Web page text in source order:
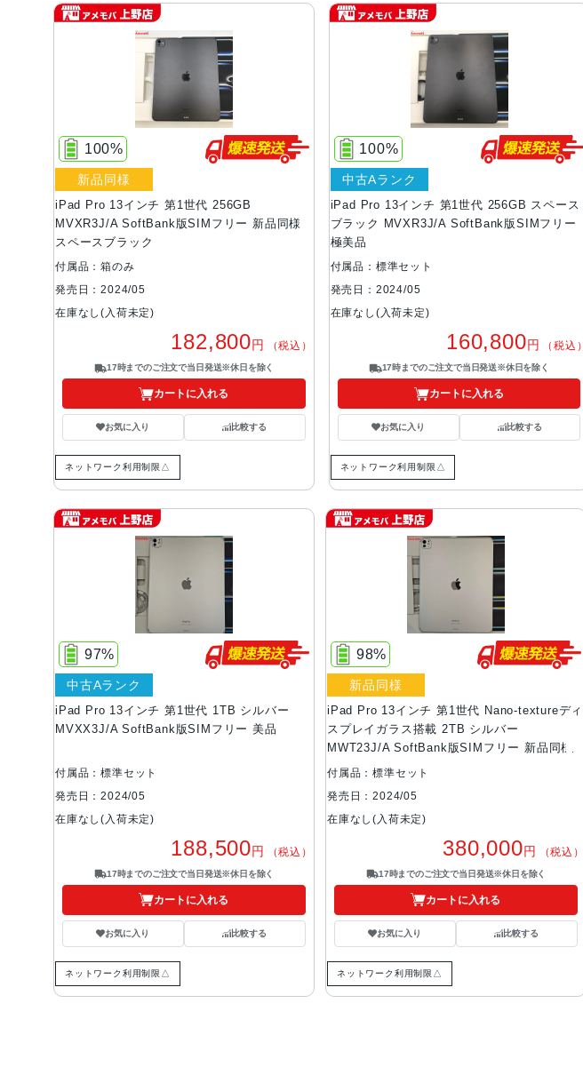
iPad Pro 13インチ 第1世代 256GB
MVXR3J/A SoftBank版SIMフリー 新品同様
スペースブラック
100%
新品同様
付属品：箱のみ
発売日：2024/05
在庫なし(入荷未定)
182,800円 （税込）
17時までのご注文で当日発送※休日を除く
カートに入れる
お気に入り 比較する
ネットワーク利用制限△
iPad Pro 13インチ 第1世代 256GB スペース
ブラック MVXR3J/A SoftBank版SIMフリー
極美品
100%
中古Aランク
付属品：標準セット
発売日：2024/05
在庫なし(入荷未定)
160,800円 （税込）
17時までのご注文で当日発送※休日を除く
カートに入れる
お気に入り 比較する
ネットワーク利用制限△
iPad Pro 13インチ 第1世代 1TB シルバー
MVXX3J/A SoftBank版SIMフリー 美品
97%
中古Aランク
付属品：標準セット
発売日：2024/05
在庫なし(入荷未定)
188,500円 （税込）
17時までのご注文で当日発送※休日を除く
カートに入れる
お気に入り 比較する
ネットワーク利用制限△
iPad Pro 13インチ 第1世代 Nano-textureディ
スプレイガラス搭載 2TB シルバー
MWT23J/A SoftBank版SIMフリー 新品同様
98%
新品同様
付属品：標準セット
発売日：2024/05
在庫なし(入荷未定)
380,000円 （税込）
17時までのご注文で当日発送※休日を除く
カートに入れる
お気に入り 比較する
ネットワーク利用制限△